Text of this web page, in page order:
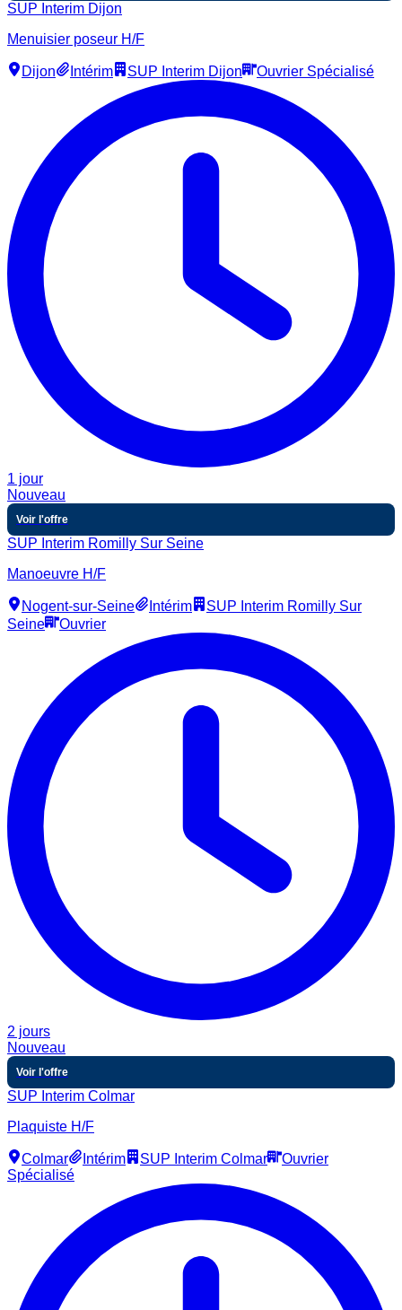
SUP Interim Dijon
Menuisier poseur H/F
Dijon Intérim SUP Interim Dijon Ouvrier Spécialisé
1 jour
Nouveau
Voir l'offre
SUP Interim Romilly Sur Seine
Manoeuvre H/F
Nogent-sur-Seine Intérim
SUP Interim Romilly Sur
Seine
Ouvrier
2 jours
Nouveau
Voir l'offre
SUP Interim Colmar
Plaquiste H/F
Colmar Intérim SUP Interim Colmar
Ouvrier
Spécialisé